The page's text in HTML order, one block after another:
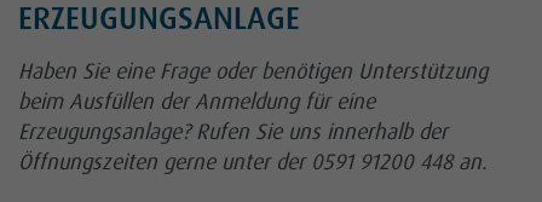
ERZEUGUNGSANLAGE
Haben Sie eine Frage oder benötigen Unterstützung
beim Ausfüllen der Anmeldung für eine
Erzeugungsanlage? Rufen Sie uns innerhalb der
Öffnungszeiten gerne unter der 0591 91200 448 an.